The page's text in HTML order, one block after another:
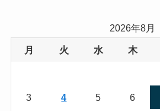
2026年8月
月 火 水 木
3 4 5 6